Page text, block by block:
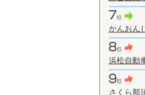
かんおん
浜松自動
さくら那